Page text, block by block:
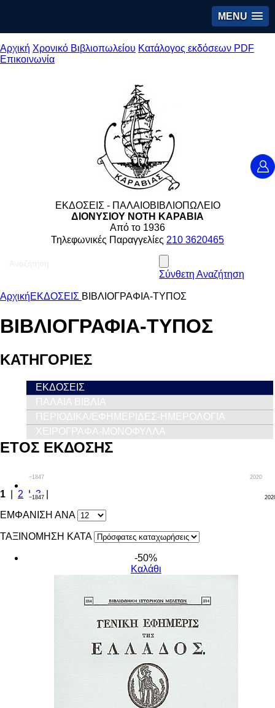
MENU
Αρχική Χρονικό Βιβλιοπωλείου Κατάλογος εκδόσεων PDF
Επικοινωνία
ΕΚΔΟΣΕΙΣ - ΠΑΛΑΙΟΒΙΒΛΙΟΠΩΛΕΙΟ
ΔΙΟΝΥΣΙΟΥ ΝΟΤΗ ΚΑΡΑΒΙΑ
Από το 1936
Τηλεφωνικές Παραγγελίες 210 3620465
Σύνθετη Αναζήτηση
ΑρχικήΕΚΔΟΣΕΙΣ ΒΙΒΛΙΟΓΡΑΦΙΑ-ΤΥΠΟΣ
ΒΙΒΛΙΟΓΡΑΦΙΑ-ΤΥΠΟΣ
ΚΑΤΗΓΟΡΙΕΣ
ΕΚΔΟΣΕΙΣ
ΠΑΛΑΙΑ ΒΙΒΛΙΑ
ΠΕΡΙΟΔΙΚΑ/ΕΦΗΜΕΡΙΔΕΣ-ΗΜΕΡΟΛΟΓΙΑ
ΧΕΙΡΟΓΡΑΦΑ-ΜΟΝΟΦΥΛΛΑ
ΕΤΟΣ ΕΚΔΟΣΗΣ
−1847 2020
−1847
1 2 |3|
ΕΜΦΑΝΙΣΗ ΑΝΑ
ΤΑΞΙΝΟΜΗΣΗ ΚΑΤΑ
-50%
Καλάθι